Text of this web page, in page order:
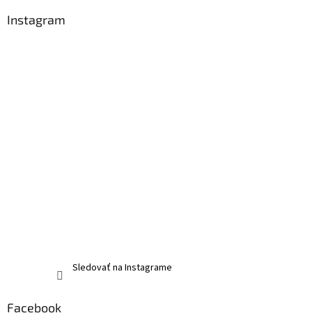
Instagram
Sledovať na Instagrame
Facebook